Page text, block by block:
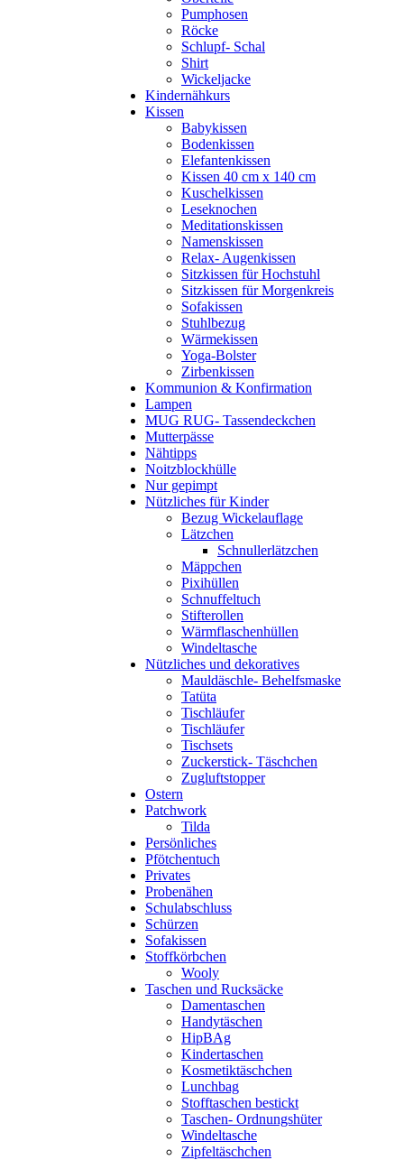
Pumphosen
Röcke
Schlupf- Schal
Shirt
Wickeljacke
Kindernähkurs
Kissen
Babykissen
Bodenkissen
Elefantenkissen
Kissen 40 cm x 140 cm
Kuschelkissen
Leseknochen
Meditationskissen
Namenskissen
Relax- Augenkissen
Sitzkissen für Hochstuhl
Sitzkissen für Morgenkreis
Sofakissen
Stuhlbezug
Wärmekissen
Yoga-Bolster
Zirbenkissen
Kommunion & Konfirmation
Lampen
MUG RUG- Tassendeckchen
Mutterpässe
Nähtipps
Noitzblockhülle
Nur gepimpt
Nützliches für Kinder
Bezug Wickelauflage
Lätzchen
Schnullerlätzchen
Mäppchen
Pixihüllen
Schnuffeltuch
Stifterollen
Wärmflaschenhüllen
Windeltasche
Nützliches und dekoratives
Mauldäschle- Behelfsmaske
Tatüta
Tischläufer
Tischläufer
Tischsets
Zuckerstick- Täschchen
Zugluftstopper
Ostern
Patchwork
Tilda
Persönliches
Pfötchentuch
Privates
Probenähen
Schulabschluss
Schürzen
Sofakissen
Stoffkörbchen
Wooly
Taschen und Rucksäcke
Damentaschen
Handytäschen
HipBAg
Kindertaschen
Kosmetiktäschchen
Lunchbag
Stofftaschen bestickt
Taschen- Ordnungshüter
Windeltasche
Zipfeltäschchen